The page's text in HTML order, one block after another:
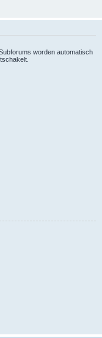
worden automatisch